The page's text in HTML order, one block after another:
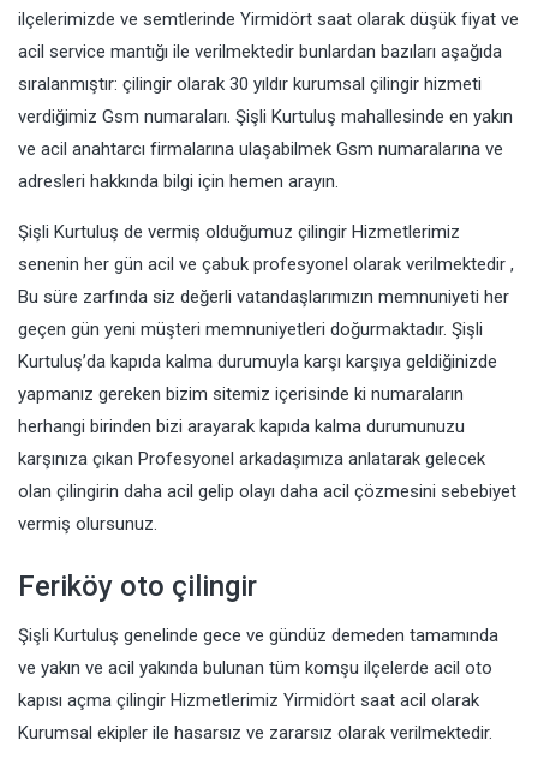
ilçelerimizde ve semtlerinde Yirmidört saat olarak düşük fiyat ve
acil service mantığı ile verilmektedir bunlardan bazıları aşağıda
sıralanmıştır: çilingir olarak 30 yıldır kurumsal çilingir hizmeti
verdiğimiz Gsm numaraları. Şişli Kurtuluş mahallesinde en yakın
ve acil anahtarcı firmalarına ulaşabilmek Gsm numaralarına ve
adresleri hakkında bilgi için hemen arayın.
Şişli Kurtuluş de vermiş olduğumuz çilingir Hizmetlerimiz
senenin her gün acil ve çabuk profesyonel olarak verilmektedir ,
Bu süre zarfında siz değerli vatandaşlarımızın memnuniyeti her
geçen gün yeni müşteri memnuniyetleri doğurmaktadır. Şişli
Kurtuluş’da kapıda kalma durumuyla karşı karşıya geldiğinizde
yapmanız gereken bizim sitemiz içerisinde ki numaraların
herhangi birinden bizi arayarak kapıda kalma durumunuzu
karşınıza çıkan Profesyonel arkadaşımıza anlatarak gelecek
olan çilingirin daha acil gelip olayı daha acil çözmesini sebebiyet
vermiş olursunuz.
Feriköy oto çilingir
Şişli Kurtuluş genelinde gece ve gündüz demeden tamamında
ve yakın ve acil yakında bulunan tüm komşu ilçelerde acil oto
kapısı açma çilingir Hizmetlerimiz Yirmidört saat acil olarak
Kurumsal ekipler ile hasarsız ve zararsız olarak verilmektedir.